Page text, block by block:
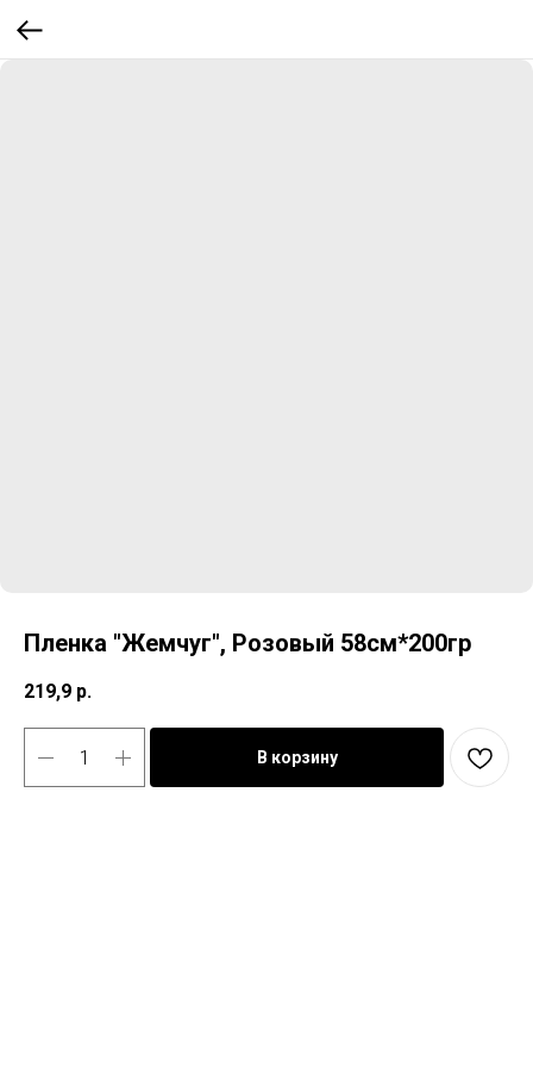
Пленка "Жемчуг", Розовый 58см*200гр
219,9 р.
В корзину